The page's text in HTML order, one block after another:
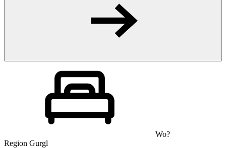
Wo?
Region Gurgl